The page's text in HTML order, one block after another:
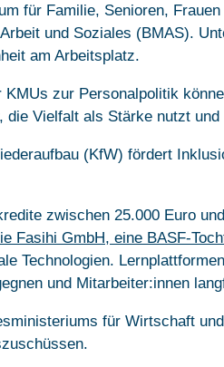
für Familie, Senioren,
und Soziales (BMAS).
am Arbeitsplatz.
KMUs zur Personalpolitik
die Vielfalt als Stärke nutzt
(KfW) fördert
zwischen 25.000 Euro
Fasihi GmbH, eine BASF-
Technologien.
und Mitarbeiter:innen
für Wirtschaft